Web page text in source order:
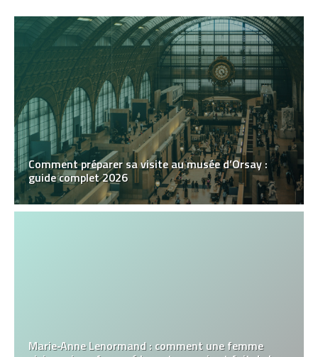
Comment préparer sa visite au musée d’Orsay :
guide complet 2026
Marie‑Anne Lenormand : comment une femme